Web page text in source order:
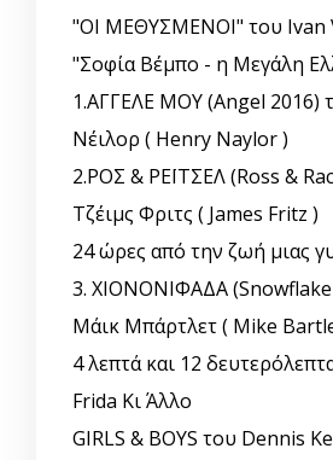
"ΟΙ ΜΕΘΥΣΜΕΝΟΙ" του Ivan
"Σοφία Βέμπο - η Μεγάλη
1.ΑΓΓΕΛΕ ΜΟΥ (Angel 2016)
Νέιλορ ( Henry Naylor )
2.ΡΟΣ & ΡΕΪΤΣΕΛ (Ross &
Τζέιμς Φριτς ( James Fritz )
24 ώρες από την ζωή μιας
3. ΧΙΟΝΟΝΙΦΑΔΑ (Snowflake
Μάικ Μπάρτλετ ( Mike
4 λεπτά και 12
Frida Κι Άλλο
GIRLS & BOYS του Dennis